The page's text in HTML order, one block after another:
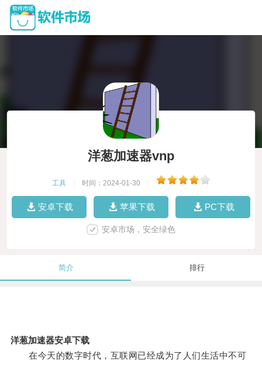
洋葱加速器vnp
工具 时间：2024-01-30
安卓下载 苹果下载 PC下载
安卓市场，安全绿色
简介 排行
洋葱加速器安卓下载
在今天的数字时代，互联网已经成为了人们生活中不可